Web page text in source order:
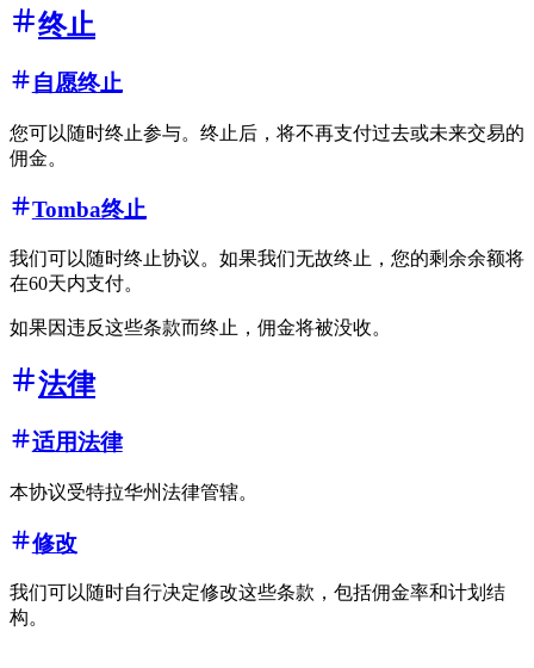
终止
自愿终止
您可以随时终止参与。终止后，将不再支付过去或未来交易的
佣金。
Tomba终止
我们可以随时终止协议。如果我们无故终止，您的剩余余额将
在60天内支付。
如果因违反这些条款而终止，佣金将被没收。
法律
适用法律
本协议受特拉华州法律管辖。
修改
我们可以随时自行决定修改这些条款，包括佣金率和计划结
构。